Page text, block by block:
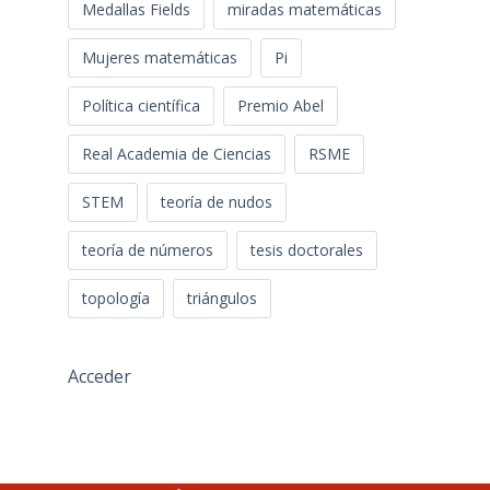
Medallas Fields miradas matemáticas
Mujeres matemáticas Pi
Política científica Premio Abel
Real Academia de Ciencias RSME
STEM teoría de nudos
teoría de números tesis doctorales
topología triángulos
Acceder